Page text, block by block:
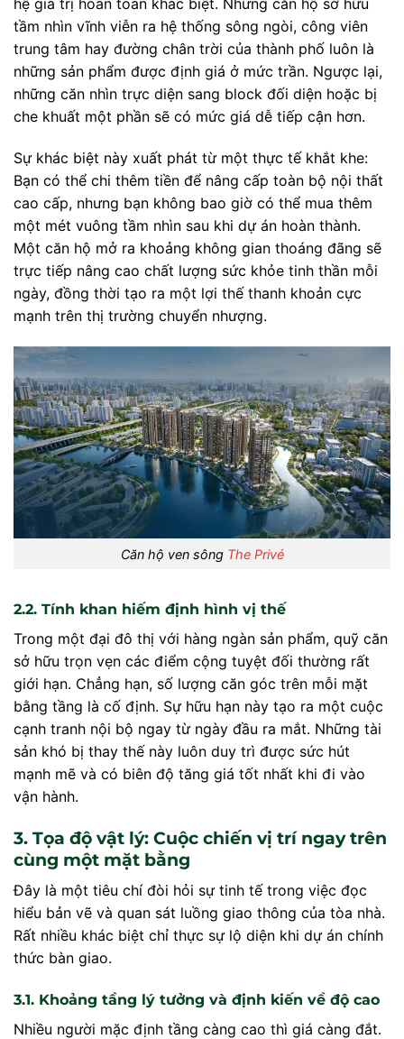
hệ giá trị hoàn toàn khác biệt. Những căn hộ sở hữu
tầm nhìn vĩnh viễn ra hệ thống sông ngòi, công viên
trung tâm hay đường chân trời của thành phố luôn là
những sản phẩm được định giá ở mức trần. Ngược lại,
những căn nhìn trực diện sang block đối diện hoặc bị
che khuất một phần sẽ có mức giá dễ tiếp cận hơn.
Sự khác biệt này xuất phát từ một thực tế khắt khe:
Bạn có thể chi thêm tiền để nâng cấp toàn bộ nội thất
cao cấp, nhưng bạn không bao giờ có thể mua thêm
một mét vuông tầm nhìn sau khi dự án hoàn thành.
Một căn hộ mở ra khoảng không gian thoáng đãng sẽ
trực tiếp nâng cao chất lượng sức khỏe tinh thần mỗi
ngày, đồng thời tạo ra một lợi thế thanh khoản cực
mạnh trên thị trường chuyển nhượng.
Căn hộ ven sông The Privé
2.2. Tính khan hiếm định hình vị thế
Trong một đại đô thị với hàng ngàn sản phẩm, quỹ căn
sở hữu trọn vẹn các điểm cộng tuyệt đối thường rất
giới hạn. Chẳng hạn, số lượng căn góc trên mỗi mặt
bằng tầng là cố định. Sự hữu hạn này tạo ra một cuộc
cạnh tranh nội bộ ngay từ ngày đầu ra mắt. Những tài
sản khó bị thay thế này luôn duy trì được sức hút
mạnh mẽ và có biên độ tăng giá tốt nhất khi đi vào
vận hành.
3. Tọa độ vật lý: Cuộc chiến vị trí ngay trên
cùng một mặt bằng
Đây là một tiêu chí đòi hỏi sự tinh tế trong việc đọc
hiểu bản vẽ và quan sát luồng giao thông của tòa nhà.
Rất nhiều khác biệt chỉ thực sự lộ diện khi dự án chính
thức bàn giao.
3.1. Khoảng tầng lý tưởng và định kiến về độ cao
Nhiều người mặc định tầng càng cao thì giá càng đắt.